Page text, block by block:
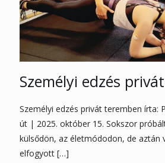
Személyi edzés
Személyi edzés privát teremben írta:
út | 2025. október 15. Sokszor
külsődön, az életmódodon, de aztán
elfogyott […]